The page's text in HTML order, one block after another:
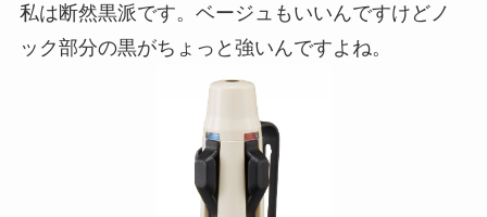
私は断然黒派です。ベージュもいいんですけどノ
ック部分の黒がちょっと強いんですよね。